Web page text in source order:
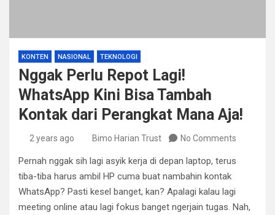
KONTEN NASIONAL TEKNOLOGI
Nggak Perlu Repot Lagi!
WhatsApp Kini Bisa Tambah
Kontak dari Perangkat Mana Aja!
2 years ago Bimo Harian Trust No Comments
Pernah nggak sih lagi asyik kerja di depan laptop, terus
tiba-tiba harus ambil HP cuma buat nambahin kontak
WhatsApp? Pasti kesel banget, kan? Apalagi kalau lagi
meeting online atau lagi fokus banget ngerjain tugas. Nah,